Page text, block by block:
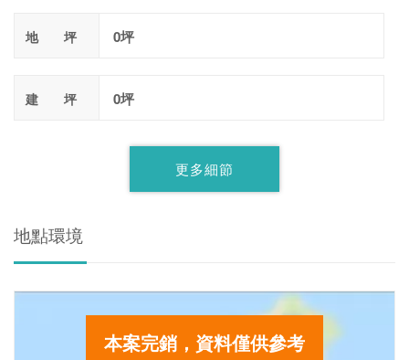
本案完銷，資料僅供參考
地 坪 0坪
建 坪 0坪
更多細節
地點環境